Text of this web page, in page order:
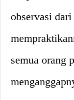
observasi
semua orang